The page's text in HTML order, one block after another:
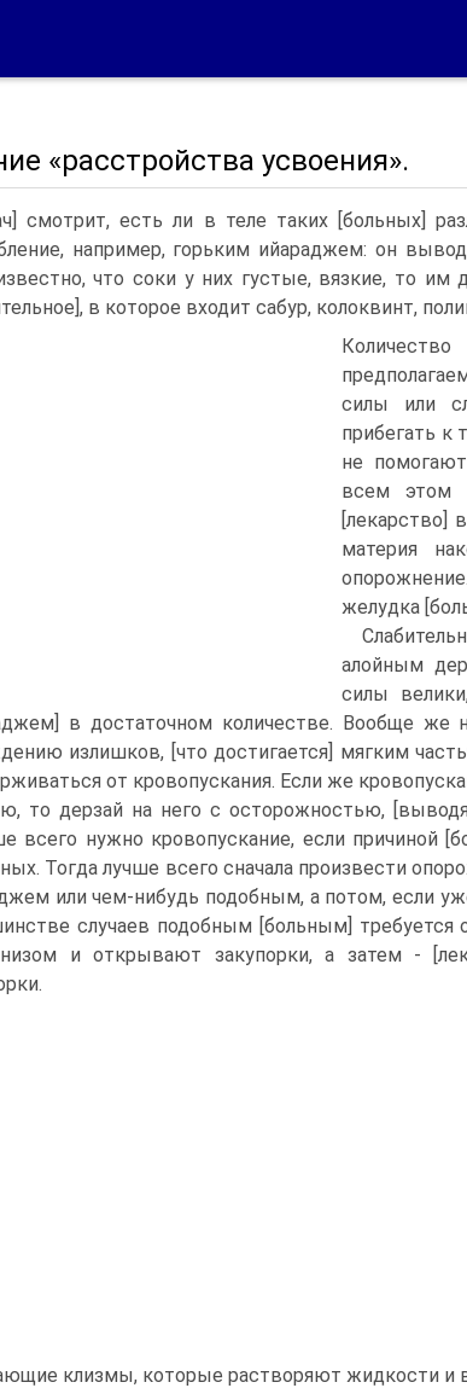
«расстройства усвоения».
смотрит, есть ли в теле таких [больных]
например, горьким ийараджем: он
что соки у них густые, вязкие, то
в которое входит сабур, колоквинт,
силы или
прибегать к
не
всем этом
[лекарство]
материя
желудка
алойным
силы
в достаточном количестве. Вообще же
излишков, [что достигается] мягким
от кровопускания. Если же
то дерзай на него с осторожностью,
всего нужно кровопускание, если причиной
Тогда лучше всего сначала произвести
или чем-нибудь подобным, а потом, если
случаев подобным [больным]
и открывают закупорки, а затем -
клизмы, которые растворяют жидкости и